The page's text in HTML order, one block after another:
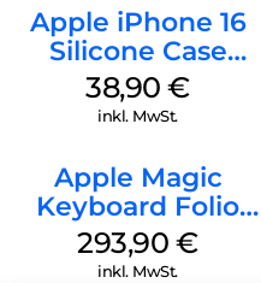
Apple iPhone 16
Silicone Case
MagSafe
Ultramarine
38,90€
inkl. MwSt.
Apple Magic
Keyboard Folio
iPad 10.9″ (10.Gen.)
Weiß
293,90€
inkl. MwSt.